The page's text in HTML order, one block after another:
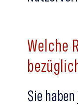
Welche
Sie